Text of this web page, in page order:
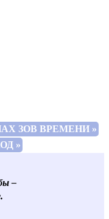
ЗОВ ВРЕМЕНИ »
»
–